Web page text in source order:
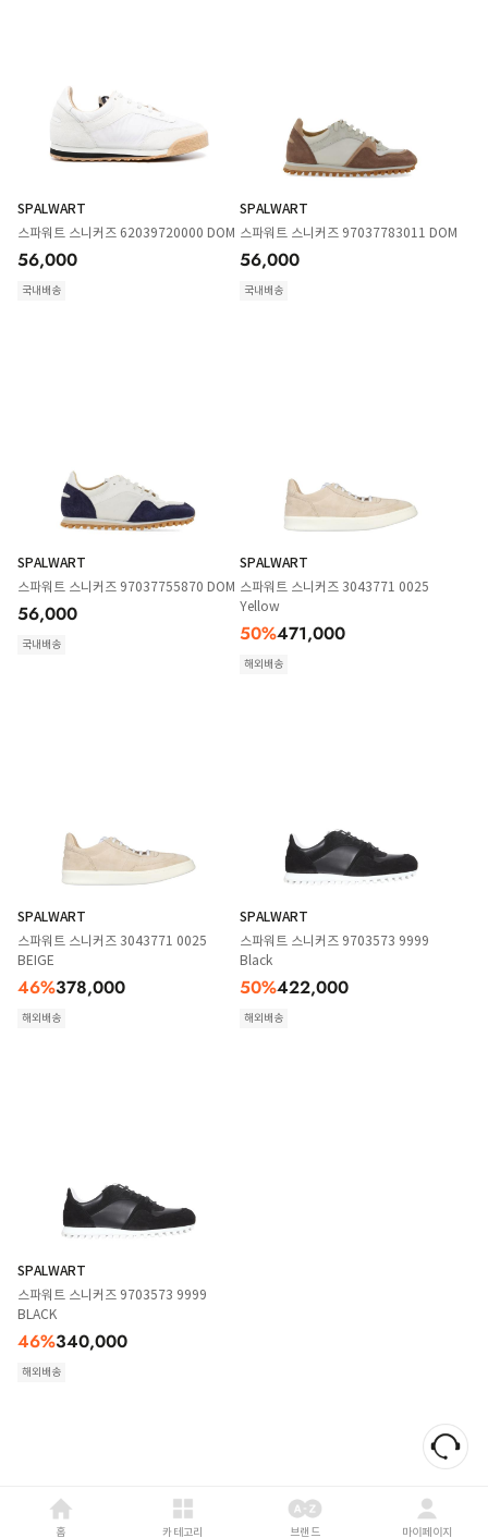
SPALWART
스파워트 스니커즈 62039720000 DOM
56,000
국내배송
SPALWART
스파워트 스니커즈 97037783011 DOM
56,000
국내배송
SPALWART
스파워트 스니커즈 97037755870 DOM
56,000
국내배송
SPALWART
스파워트 스니커즈 3043771 0025
Yellow
50%471,000
해외배송
SPALWART
스파워트 스니커즈 3043771 0025
BEIGE
46%378,000
해외배송
SPALWART
스파워트 스니커즈 9703573 9999
Black
50%422,000
해외배송
SPALWART
스파워트 스니커즈 9703573 9999
BLACK
46%340,000
해외배송
홈 카테고리 브랜드 마이페이지